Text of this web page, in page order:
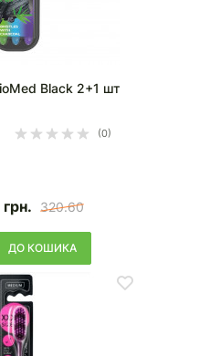
Black 2+1 шт
(0)
грн. 320.60
ДО КОШИКА